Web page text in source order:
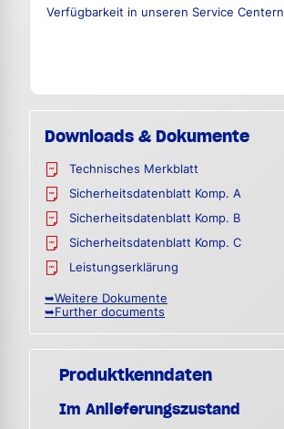
Verfügbarkeit in unseren Service Centern
Downloads & Dokumente
Technisches Merkblatt
Sicherheitsdatenblatt Komp. A
Sicherheitsdatenblatt Komp. B
Sicherheitsdatenblatt Komp. C
Leistungserklärung
➥Weitere Dokumente
➥Further documents
Produktkenndaten
Im Anlieferungszustand